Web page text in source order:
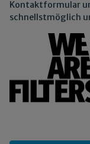
Kontaktformular
schnellstmöglich